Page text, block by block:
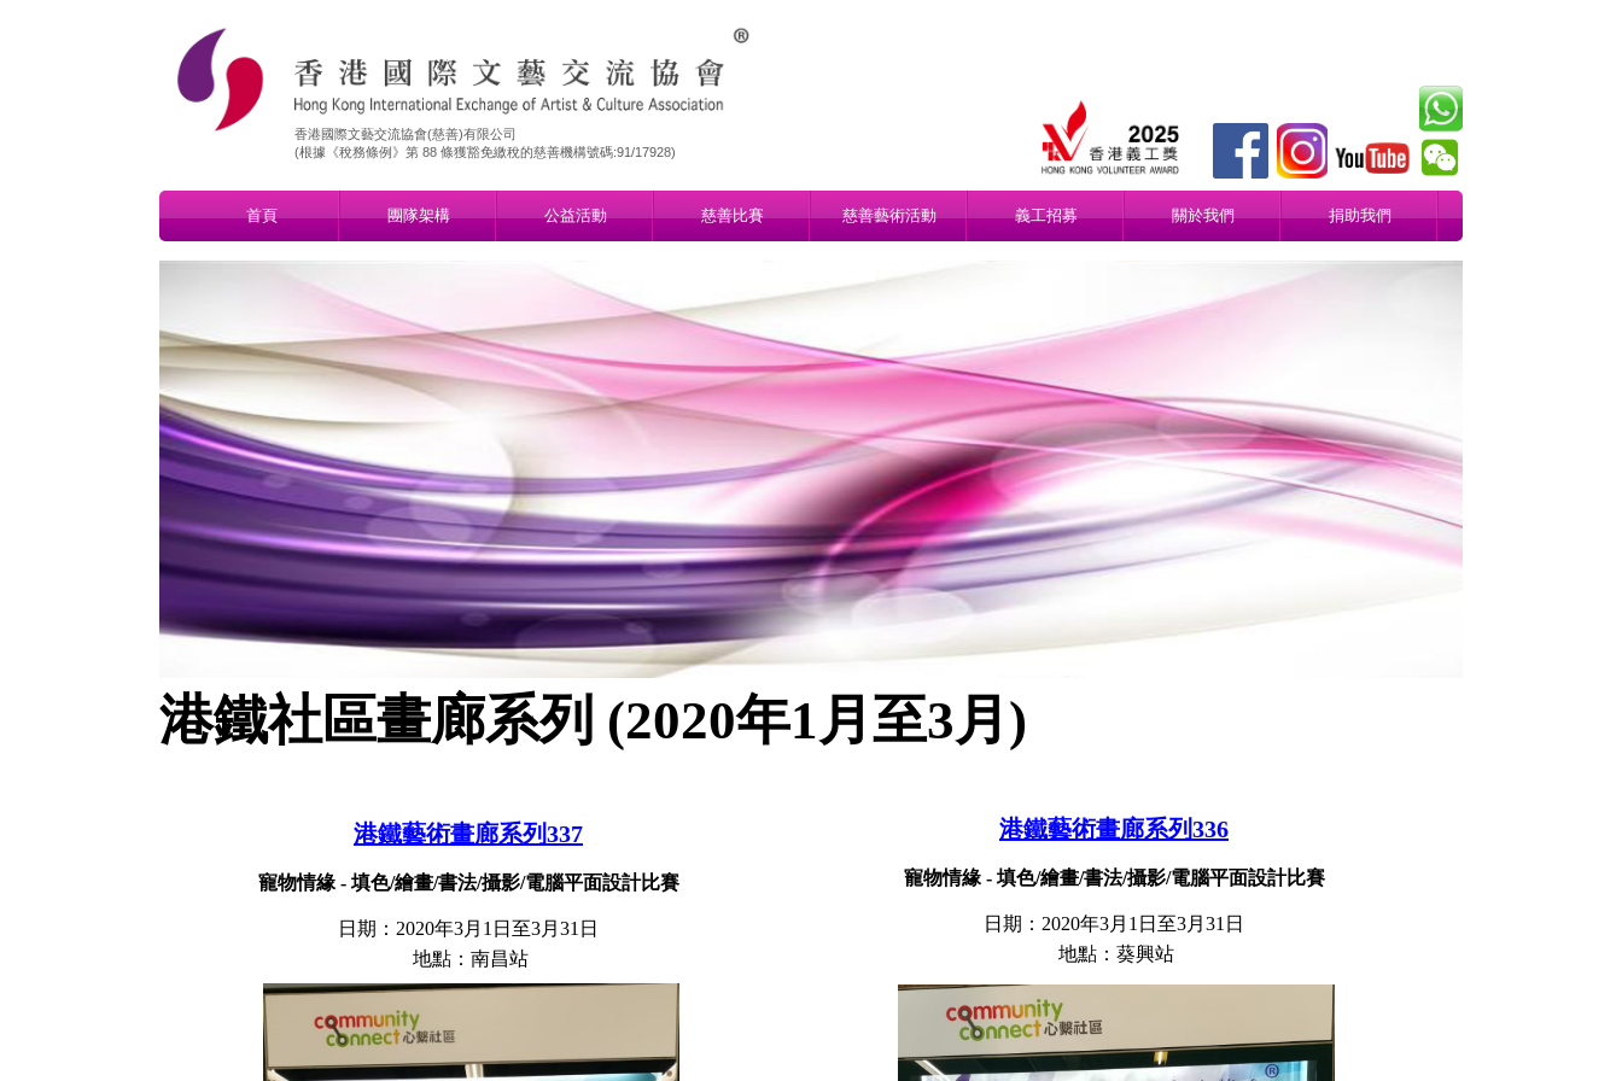
港鐵社區畫廊系列 (2020年1月至3月)
港鐵藝術畫廊系列336
寵物情緣 - 填色/繪畫/書法/攝影/電腦平面設計比賽
日期：2020年3月1日至3月31日
​地點：葵興站
港鐵藝術畫廊系列337
寵物情緣 - 填色/繪畫/書法/攝影/電腦平面設計比賽
日期：2020年3月1日至3月31日
​地點：南昌站
首頁 團隊架構 公益活動 慈善比賽 慈善藝術活動 義工招募 關於我們 捐助我們
香港國際文藝交流協會(慈善)有限公司
​(根據《稅務條例》第 88 條獲豁免繳稅的慈善機構號碼:91/17928)